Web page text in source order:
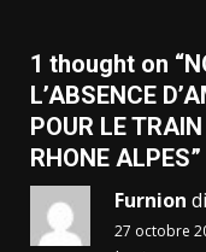
1 thought on “
L’ABSENCE
POUR LE
RHONE ALPES”
Furnion
27 octobre